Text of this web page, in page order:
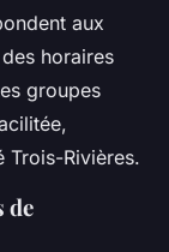
aux
horaires
groupes
Trois-Rivières.
de